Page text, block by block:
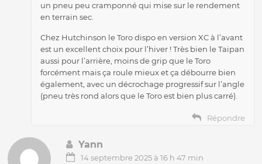
un pneu peu cramponné qui mise sur le rendement
en terrain sec.
Chez Hutchinson le Toro dispo en version XC à l’avant
est un excellent choix pour l’hiver ! Très bien le Taipan
aussi pour l’arrière, moins de grip que le Toro
forcément mais ça roule mieux et ça débourre bien
également, avec un décrochage progressif sur l’angle
(pneu très rond alors que le Toro est bien plus carré).
Répondre
Yann
14 septembre 2025 à 16 h 47 min